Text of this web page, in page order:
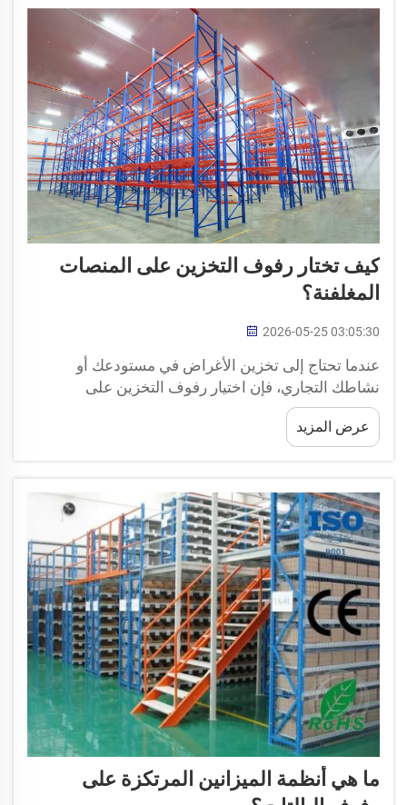
كيف تختار رفوف التخزين على المنصات
المغلفنة؟
2026-05-25 03:05:30
عندما تحتاج إلى تخزين الأغراض في مستودعك أو
نشاطك التجاري، فإن اختيار رفوف التخزين على
المنصات المناسبة أمرٌ بالغ الأهمية. وتُعد رفوف التخزين
على المنصات المغلفنة خيارًا جيدًا لأنها قوية وتدوم لفترة
طويلة، حتى في الظروف القاسية. وفي شركة هيدا،
عرض المزيد
ما هي أنظمة الميزانين المرتكزة على